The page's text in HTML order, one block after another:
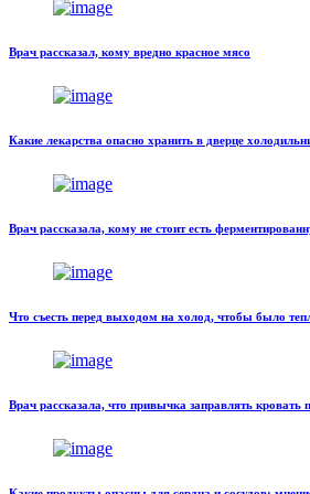
Врач рассказал, кому вредно красное мясо
Какие лекарства опасно хранить в дверце
Врач рассказала, кому не стоит есть
Что съесть перед выходом на холод, чтобы было
Врач рассказала, что привычка заправлять кровать